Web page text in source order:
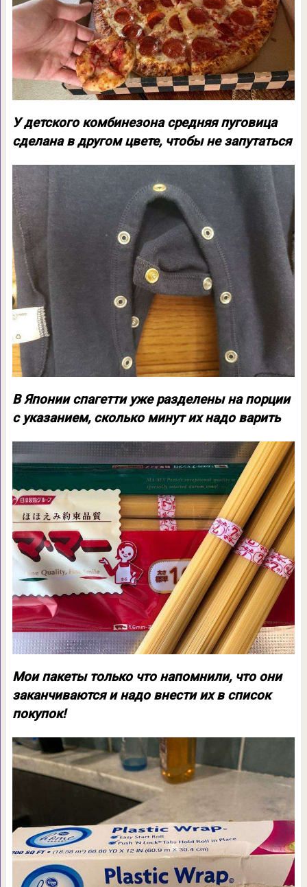
У детского комбинезона средняя пуговица
сделана в другом цвете, чтобы не запутаться
В Японии спагетти уже разделены на порции
с указанием, сколько минут их надо варить
Мои пакеты только что напомнили, что они
заканчиваются и надо внести их в список
покупок!